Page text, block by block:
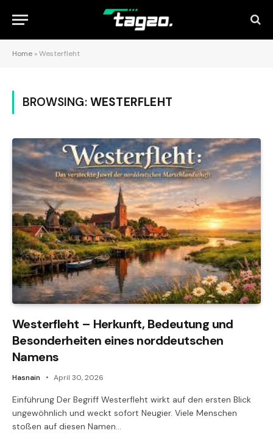
Home »Westerfleht
BROWSING: WESTERFLEHT
Westerfleht – Herkunft, Bedeutung und
Besonderheiten eines norddeutschen
Namens
Hasnain April 30, 2026
Einführung Der Begriff Westerfleht wirkt auf den ersten Blick
ungewöhnlich und weckt sofort Neugier. Viele Menschen
stoßen auf diesen Namen…